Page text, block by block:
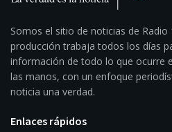
Somos el sitio de noticias de
producción trabaja todos los días
información de todo lo que ocurre
las manos, con un enfoque
noticia una verdad.
Enlaces rápidos